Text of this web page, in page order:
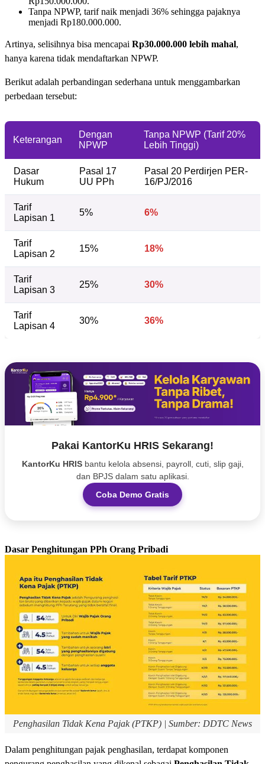
Tanpa NPWP, tarif naik menjadi 36% sehingga pajaknya
menjadi Rp180.000.000.
Artinya, selisihnya bisa mencapai Rp30.000.000 lebih mahal,
hanya karena tidak mendaftarkan NPWP.
Berikut adalah perbandingan sederhana untuk menggambarkan
perbedaan tersebut:
Keterangan
Dengan
NPWP
Tanpa NPWP (Tarif 20%
Lebih Tinggi)
Dasar
Hukum
Pasal 17
UU PPh
Pasal 20 Perdirjen PER-
16/PJ/2016
Tarif
Lapisan 1
5% 6%
Tarif
Lapisan 2
15% 18%
Tarif
Lapisan 3
25% 30%
Tarif
Lapisan 4
30% 36%
Pakai KantorKu HRIS Sekarang!
KantorKu HRISbantu kelola absensi, payroll, cuti, slip gaji,
dan BPJS dalam satu aplikasi.
Coba Demo Gratis
Dasar Penghitungan PPh Orang Pribadi
Penghasilan Tidak Kena Pajak (PTKP) | Sumber: DDTC News
Dalam penghitungan pajak penghasilan, terdapat komponen